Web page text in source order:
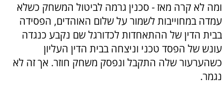
ומה לא קרה מאז - סכנין גרמה לביטול המשחק כשלא
עמדה במחוייבות לשמור על שלום האוהדים, הפסידה
בבית הדין של ההתאחדות לכדורגל שם נקבע כנגדה
עונש של הפסד טכני וניצחה בבית הדין העליון
כשהערעור שלה התקבל ונפסק משחק חוזר. אך זה לא
נגמר.